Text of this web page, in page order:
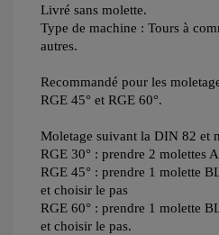
Livré sans molette.
Type de machine : Tours à
autres.
Recommandé pour les
RGE 45° et RGE 60°.
Moletage suivant la DIN 82 et
RGE 30° : prendre 2 molettes
RGE 45° : prendre 1 molette
et choisir le pas
RGE 60° : prendre 1 molette
et choisir le pas.